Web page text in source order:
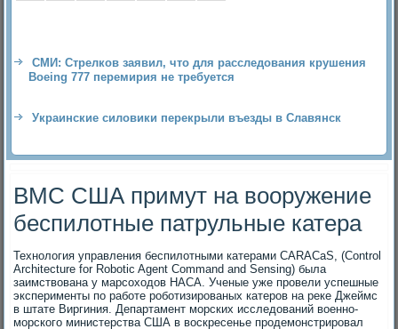
СМИ: Стрелков заявил, что для расследования крушения
Boeing 777 перемирия не требуется
Украинские силовики перекрыли въезды в Славянск
ВМС США примут на вооружение
беспилотные патрульные катера
Технология управления беспилотными катерами CARACaS, (Control
Architecture for Robotic Agent Command and Sensing) была
заимствована у марсоходов НАСА. Ученые уже провели успешные
эксперименты по работе роботизированых катеров на реке Джеймс
в штате Виргиния. Департамент морских исследований военно-
морского министерства США в воскресенье продемонстрировал